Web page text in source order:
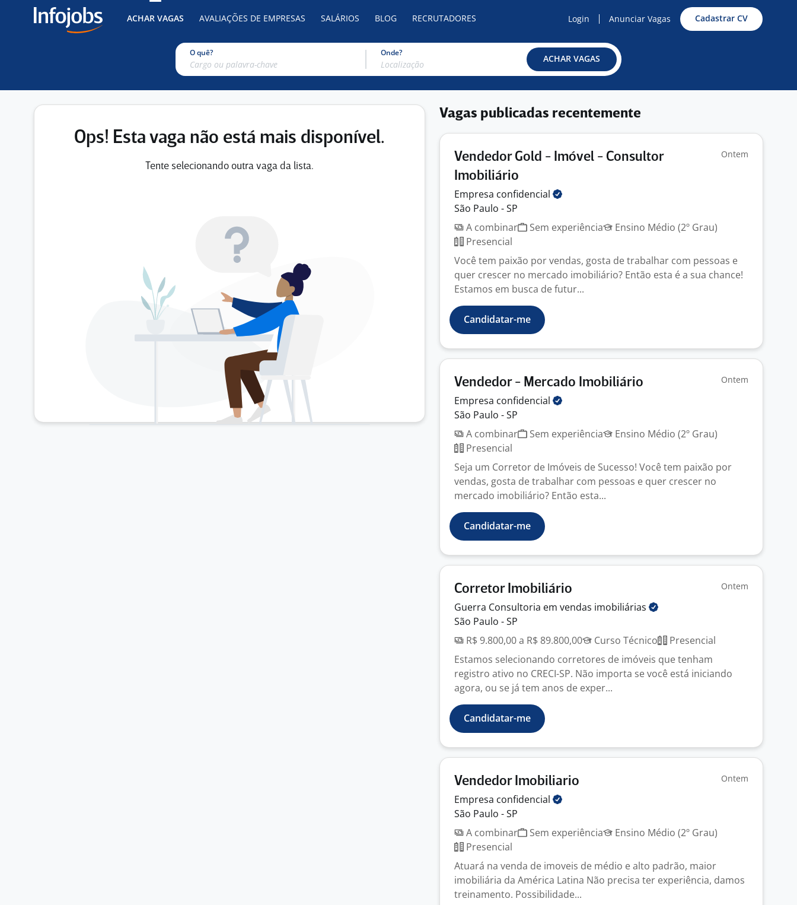
ACHAR VAGAS AVALIAÇÕES DE EMPRESAS SALÁRIOS BLOG RECRUTADORES Login Anunciar Vagas Cadastrar CV
O quê? Onde?
ACHAR VAGAS
Ops! Esta vaga não está mais disponível.
Tente selecionando outra vaga da lista.
Vagas publicadas recentemente
Vendedor Gold - Imóvel - Consultor
Imobiliário
Ontem
Empresa confidencial
São Paulo - SP
A combinar
Sem experiência
Ensino Médio (2º Grau)
Presencial
Você tem paixão por vendas, gosta de trabalhar com pessoas e
quer crescer no mercado imobiliário? Então esta é a sua chance!
Estamos em busca de futur...
Candidatar-me
Vendedor - Mercado Imobiliário Ontem
Empresa confidencial
São Paulo - SP
A combinar
Sem experiência
Ensino Médio (2º Grau)
Presencial
Seja um Corretor de Imóveis de Sucesso! Você tem paixão por
vendas, gosta de trabalhar com pessoas e quer crescer no
mercado imobiliário? Então esta...
Candidatar-me
Corretor Imobiliário Ontem
Guerra Consultoria em vendas imobiliárias
São Paulo - SP
R$ 9.800,00 a R$ 89.800,00
Curso Técnico
Presencial
Estamos selecionando corretores de imóveis que tenham
registro ativo no CRECI-SP. Não importa se você está iniciando
agora, ou se já tem anos de exper...
Candidatar-me
Vendedor Imobiliario Ontem
Empresa confidencial
São Paulo - SP
A combinar
Sem experiência
Ensino Médio (2º Grau)
Presencial
Atuará na venda de imoveis de médio e alto padrão, maior
imobiliária da América Latina Não precisa ter experiência, damos
treinamento. Possibilidade...